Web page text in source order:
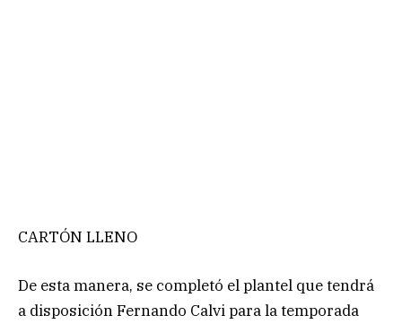
CARTÓN LLENO
De esta manera, se completó el plantel que tendrá
a disposición Fernando Calvi para la temporada